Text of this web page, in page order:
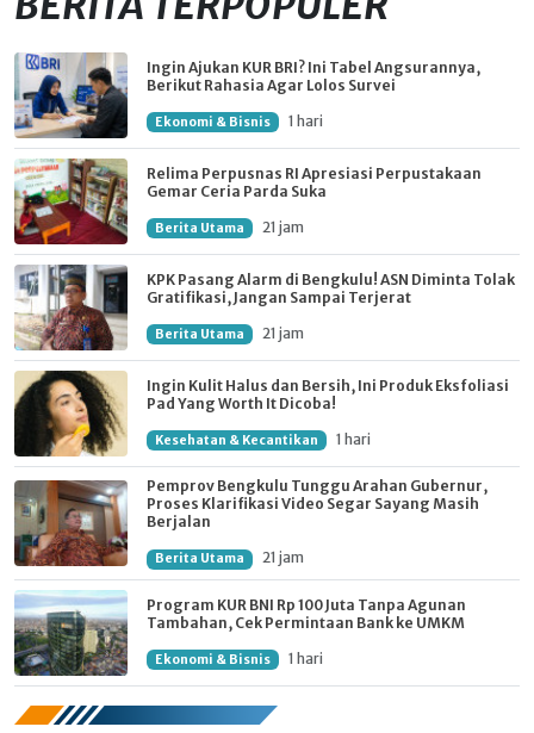
Ingin Ajukan KUR BRI? Ini Tabel Angsurannya,
Berikut Rahasia Agar Lolos Survei
Ekonomi & Bisnis 1 hari
Relima Perpusnas RI Apresiasi Perpustakaan
Gemar Ceria Parda Suka
Berita Utama 21 jam
KPK Pasang Alarm di Bengkulu! ASN Diminta Tolak
Gratifikasi, Jangan Sampai Terjerat
Berita Utama 21 jam
Ingin Kulit Halus dan Bersih, Ini Produk Eksfoliasi
Pad Yang Worth It Dicoba!
Kesehatan & Kecantikan 1 hari
Pemprov Bengkulu Tunggu Arahan Gubernur,
Proses Klarifikasi Video Segar Sayang Masih
Berjalan
Berita Utama 21 jam
Program KUR BNI Rp 100 Juta Tanpa Agunan
Tambahan, Cek Permintaan Bank ke UMKM
Ekonomi & Bisnis 1 hari